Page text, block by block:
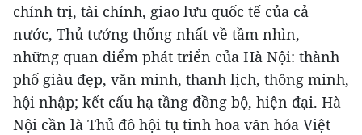
chính trị, tài chính, giao lưu quốc tế của cả
nước, Thủ tướng thống nhất về tầm nhìn,
những quan điểm phát triển của Hà Nội: thành
phố giàu đẹp, văn minh, thanh lịch, thông minh,
hội nhập; kết cấu hạ tầng đồng bộ, hiện đại. Hà
Nội cần là Thủ đô hội tụ tinh hoa văn hóa Việt